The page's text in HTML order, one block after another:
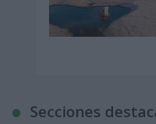
Secciones